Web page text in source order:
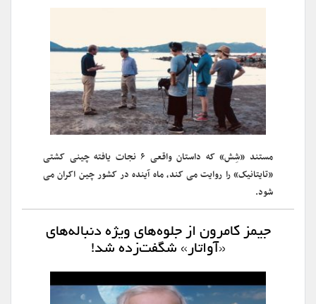
مستند «شِش» که داستان واقعی ۶ نجات یافته چینی کشتی
«تایتانیک» را روایت می کند، ماه آینده در کشور چین اکران می
شود.
جیمز کامرون از جلوه‌های ویژه دنباله‌های
«آواتار» شگفت‌زده شد!